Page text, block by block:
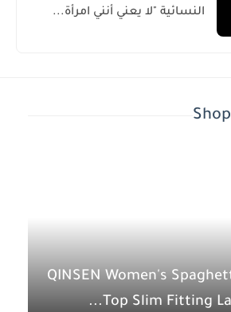
النسائية "لا يعني أنني امرأة...
QINSEN Women's
Top Slim Fitting